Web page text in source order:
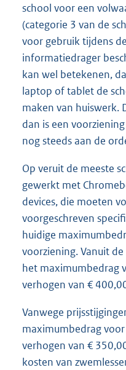
school voor een
(categorie 3 van de
voor gebruik tijdens
informatiedrager
kan wel betekenen,
laptop of tablet de
maken van huiswerk.
dan is een
nog steeds aan de
Op veruit de meeste
gewerkt met
devices, die moeten
voorgeschreven
huidige
voorziening. Vanuit
het maximumbedrag
verhogen van €
Vanwege
maximumbedrag
verhogen van €
kosten van